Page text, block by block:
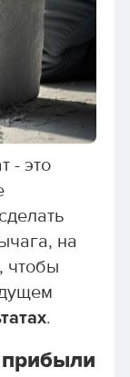
- это
на
чтобы
.